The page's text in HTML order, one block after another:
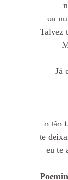
ou
Talvez
Já
o tão
te
eu te